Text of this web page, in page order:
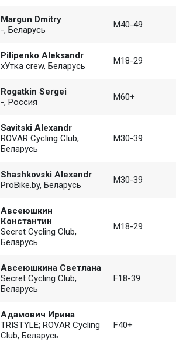
Margun Dmitry
-, Беларусь
M40-49
Pilipenko Aleksandr
xУтка crew, Беларусь
M18-29
Rogatkin Sergei
-, Россия
M60+
Savitski Alexandr
ROVAR Cycling Club,
Беларусь
M30-39
Shashkovski Alexandr
ProBike.by, Беларусь
M30-39
Авсеюшкин
Константин
Secret Cycling Club,
Беларусь
M18-29
Авсеюшкина Светлана
Secret Cycling Club,
Беларусь
F18-39
Адамович Ирина
TRISTYLE; ROVAR Cycling
Club, Беларусь
F40+